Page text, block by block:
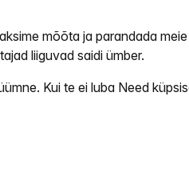
mõõta ja parandada
liiguvad saidi ümber.
Kui te ei luba Need